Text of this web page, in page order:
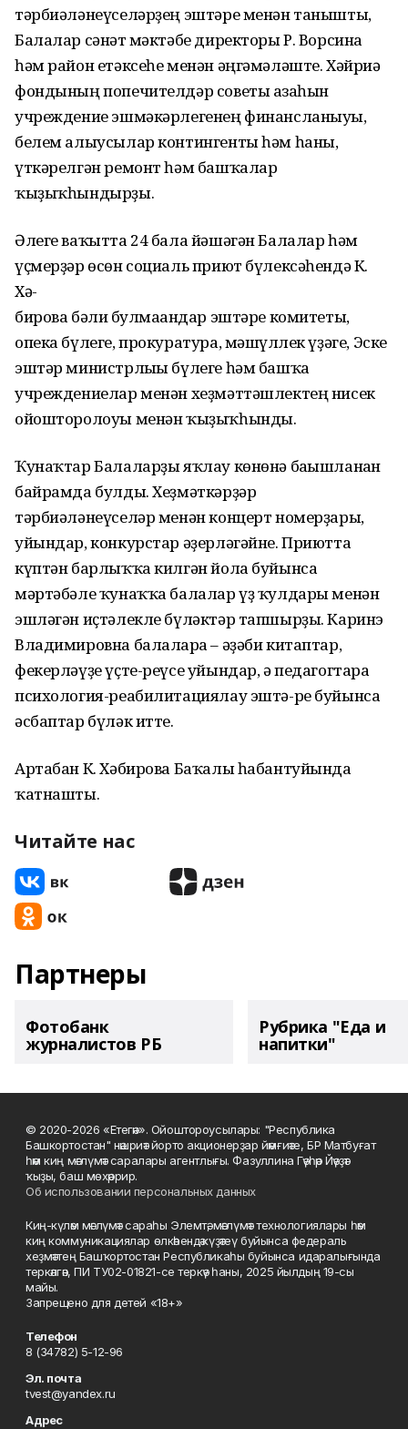
тәрбиәләнеүселәрҙең эштәре менән танышты,
Балалар сәнғәт мәктәбе директоры Р. Ворсина
һәм район етәксеһе менән әңгәмәләште. Хәйриә
фондының попечителдәр советы ағзаһын
учреждение эшмәкәрлегенең финансланыуы,
белем алыусылар контингенты һәм һаны,
үткәрелгән ремонт һәм башҡалар
ҡыҙыҡһындырҙы.
Әлеге ваҡытта 24 бала йәшәгән Балалар һәм
үҫмерҙәр өсөн социаль приют бүлексәһендә К.
Хә-
бирова бәлиғ булмағандар эштәре комитеты,
опека бүлеге, прокуратура, мәшғүллек үҙәге, Эске
эштәр министрлығы бүлеге һәм башҡа
учреждениелар менән хеҙмәттәшлектең нисек
ойошторолоуы менән ҡыҙыҡһынды.
Ҡунаҡтар Балаларҙы яҡлау көнөнә бағышланған
байрамда булды. Хеҙмәткәрҙәр
тәрбиәләнеүселәр менән концерт номерҙары,
уйындар, конкурстар әҙерләгәйне. Приютта
күптән барлыҡҡа килгән йола буйынса
мәртәбәле ҡунаҡҡа балалар үҙ ҡулдары менән
эшләгән иҫтәлекле бүләктәр тапшырҙы. Каринэ
Владимировна балаларға – әҙәби китаптар,
фекерләүҙе үҫте-реүсе уйындар, ә педагогтарға
психология-реабилитациялау эштә-ре буйынса
әсбаптар бүләк итте.
Артабан К. Хәбирова Баҡалы һабантуйында
ҡатнашты.
Читайте нас
Партнеры
Фотобанк
журналистов РБ
Рубрика "Еда и
напитки"
© 2020-2026 «Етегән». Ойоштороусылары: "Республика
Башкортостан" нәшриәт йорто акционерҙар йәмғиәте, БР Матбуғат
һәм киң мәғлүмәт саралары агентлығы. Фазуллина Гәүһәр Йәүҙәт
ҡыҙы, баш мөхәррир.
Об использовании персональных данных
Киң-күләм мәғлүмәт сараһы Элемтә, мәғлүмәт технологиялары һәм
киң коммуникациялар өлкәһендә күҙәтеү буйынса федераль
хеҙмәттең Башҡортостан Республикаһы буйынса идаралығында
теркәлгән, ПИ ТУ02-01821-се теркәү һаны, 2025 йылдың 19-сы
майы.
Запрещено для детей «18+»
Телефон
8 (34782) 5-12-96
Эл. почта
tvest@yandex.ru
Адрес